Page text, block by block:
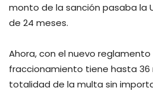
monto de la sanción pasaba la
de 24 meses.
Ahora, con el nuevo
fraccionamiento tiene hasta 36
totalidad de la multa sin